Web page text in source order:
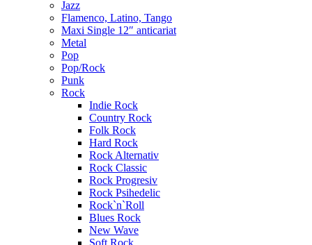
Jazz
Flamenco, Latino, Tango
Maxi Single 12″ anticariat
Metal
Pop
Pop/Rock
Punk
Rock
Indie Rock
Country Rock
Folk Rock
Hard Rock
Rock Alternativ
Rock Classic
Rock Progresiv
Rock Psihedelic
Rock`n`Roll
Blues Rock
New Wave
Soft Rock